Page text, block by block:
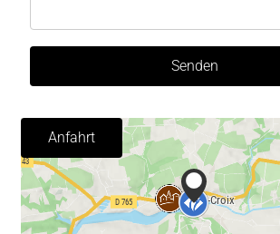
Senden
Anfahrt